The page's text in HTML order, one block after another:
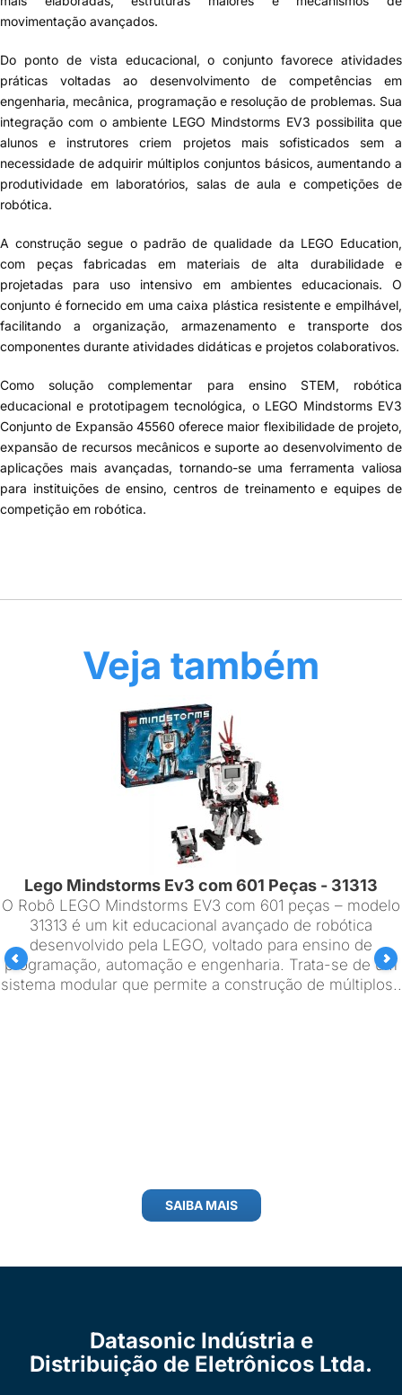
movimentação avançados.
Do ponto de vista educacional, o conjunto favorece atividades
práticas voltadas ao desenvolvimento de competências em
engenharia, mecânica, programação e resolução de problemas. Sua
integração com o ambiente LEGO Mindstorms EV3 possibilita que
alunos e instrutores criem projetos mais sofisticados sem a
necessidade de adquirir múltiplos conjuntos básicos, aumentando a
produtividade em laboratórios, salas de aula e competições de
robótica.
A construção segue o padrão de qualidade da LEGO Education,
com peças fabricadas em materiais de alta durabilidade e
projetadas para uso intensivo em ambientes educacionais. O
conjunto é fornecido em uma caixa plástica resistente e empilhável,
facilitando a organização, armazenamento e transporte dos
componentes durante atividades didáticas e projetos colaborativos.
Como solução complementar para ensino STEM, robótica
educacional e prototipagem tecnológica, o LEGO Mindstorms EV3
Conjunto de Expansão 45560 oferece maior flexibilidade de projeto,
expansão de recursos mecânicos e suporte ao desenvolvimento de
aplicações mais avançadas, tornando-se uma ferramenta valiosa
para instituições de ensino, centros de treinamento e equipes de
competição em robótica.
Veja também
Lego Mindstorms Ev3 com 601 Peças - 31313
O Robô LEGO Mindstorms EV3 com 601 peças – modelo
31313 é um kit educacional avançado de robótica
desenvolvido pela LEGO, voltado para ensino de
programação, automação e engenharia. Trata-se de um
sistema modular que permite a construção de múltiplos..
SAIBA MAIS
Datasonic Indústria e
Distribuição de Eletrônicos Ltda.